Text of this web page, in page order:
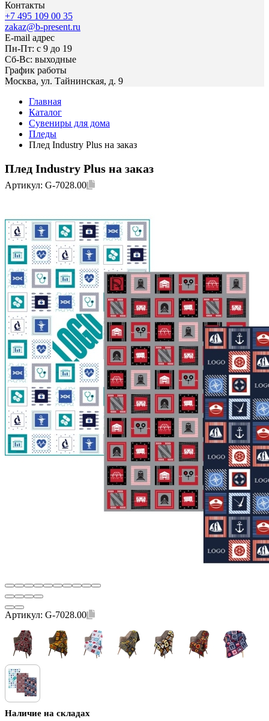
Контакты
+7 495 109 00 35
zakaz@b-present.ru
E-mail адрес
Пн-Пт: с 9 до 19
Сб-Вс: выходные
График работы
Москва, ул. Тайнинская, д. 9
Главная
Каталог
Сувениры для дома
Пледы
Плед Industry Plus на заказ
Плед Industry Plus на заказ
Артикул: G-7028.00
Артикул: G-7028.00
Наличие на складах